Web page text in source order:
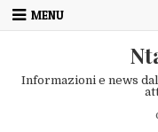
Skip to content
MENU
Informazioni e news